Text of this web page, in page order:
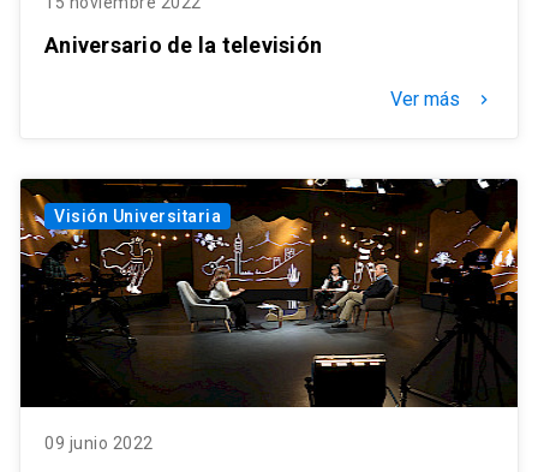
Aniversario de la televisión
Ver más keyboard_arrow_right
Visión Universitaria
09 junio 2022